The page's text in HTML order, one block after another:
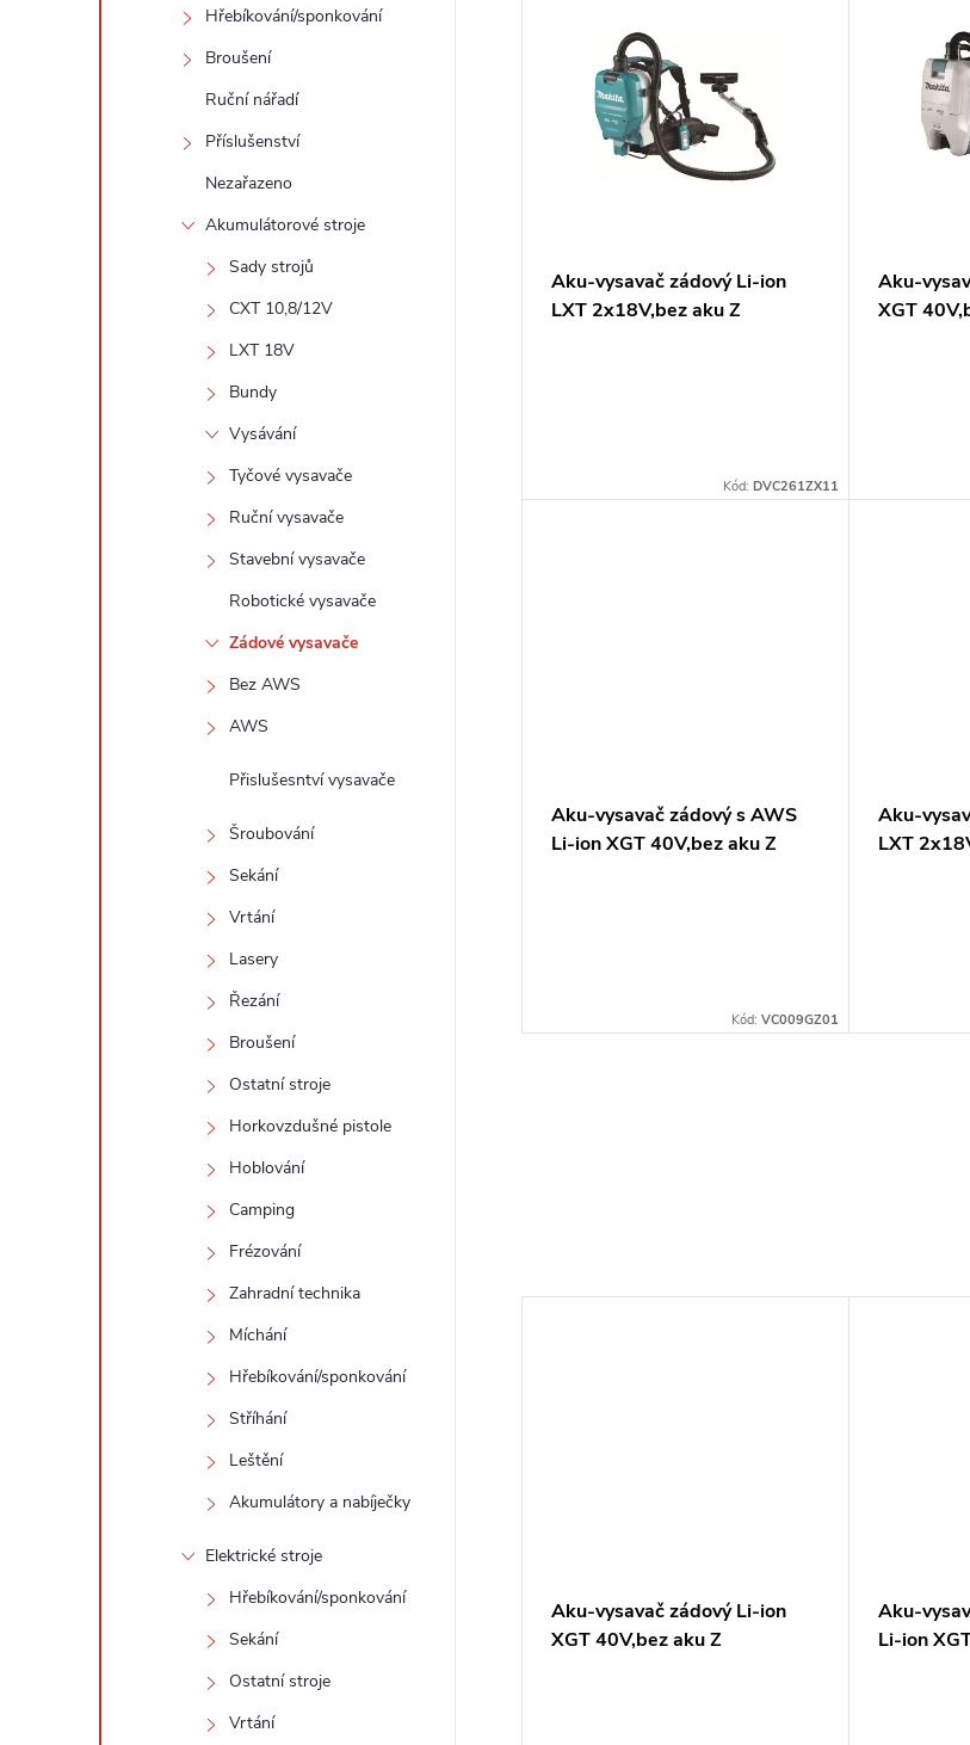
Hřebíkování/sponkování
Broušení
Ruční nářadí
Příslušenství
Nezařazeno
Akumulátorové stroje
Sady strojů
CXT 10,8/12V
LXT 18V
Bundy
Vysávání
Tyčové vysavače
Ruční vysavače
Stavební vysavače
Robotické vysavače
Zádové vysavače
Bez AWS
AWS
Přislušesntví vysavače
Šroubování
Sekání
Vrtání
Lasery
Řezání
Broušení
Ostatní stroje
Horkovzdušné pistole
Hoblování
Camping
Frézování
Zahradní technika
Míchání
Hřebíkování/sponkování
Stříhání
Leštění
Akumulátory a nabíječky
Elektrické stroje
Hřebíkování/sponkování
Sekání
Ostatní stroje
Vrtání
k
Aku-vysavač zádový Li-ion
LXT 2x18V,bez aku Z
Kód:DVC261ZX11
Aku-
XGT
Aku-vysavač zádový s AWS
Li-ion XGT 40V,bez aku Z
Kód:VC009GZ01
Aku-
LXT
Aku-vysavač zádový Li-ion
XGT 40V,bez aku Z
Aku-
Li-ion